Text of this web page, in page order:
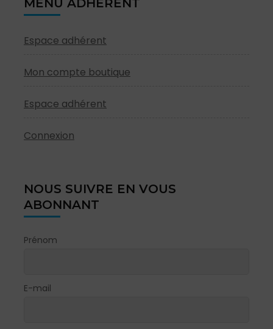
MENU ADHÉRENT
Espace adhérent
Mon compte boutique
Espace adhérent
Connexion
NOUS SUIVRE EN VOUS
ABONNANT
Prénom
E-mail